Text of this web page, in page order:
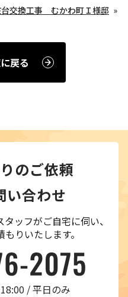
台交換工事 むかわ町Ｉ様邸
戻る
のご依頼
い合わせ
ッフがご自宅に伺い、
りいたします。
/ 平日のみ